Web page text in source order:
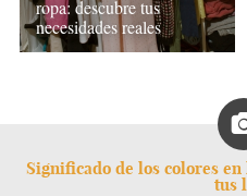
ropa: descubre tus
necesidades reales
Significado de los colores
tus